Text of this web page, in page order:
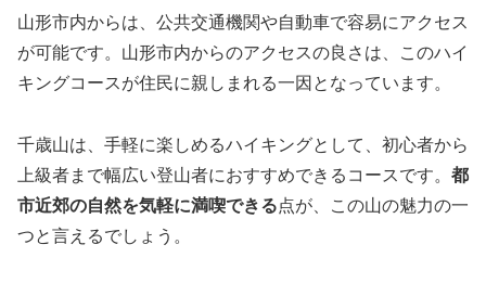
山形市内からは、公共交通機関や自動車で容易にアクセス
が可能です。山形市内からのアクセスの良さは、このハイ
キングコースが住民に親しまれる一因となっています。
千歳山は、手軽に楽しめるハイキングとして、初心者から
上級者まで幅広い登山者におすすめできるコースです。 都
市近郊の自然を気軽に満喫できる点が、この山の魅力の一
つと言えるでしょう。